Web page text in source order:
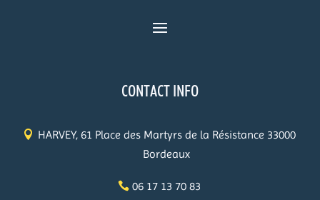
CONTACT INFO
HARVEY, 61 Place des Martyrs de la Résistance 33000
Bordeaux
06 17 13 70 83